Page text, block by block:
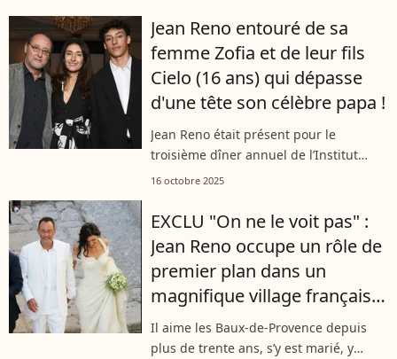
de se ressourcer dans un hôtel...
Jean Reno entouré de sa
femme Zofia et de leur fils
Cielo (16 ans) qui dépasse
d'une tête son célèbre papa !
Jean Reno était présent pour le
troisième dîner annuel de l’Institut
Parisien du Cerveau, organisé mardi 14
pu compter sur la présence de...
16 octobre 2025
EXCLU "On ne le voit pas" :
Jean Reno occupe un rôle de
premier plan dans un
magnifique village français,
réputé et pittoresque, où il
s'est marié
Il aime les Baux-de-Provence depuis
plus de trente ans, s’y est marié, y